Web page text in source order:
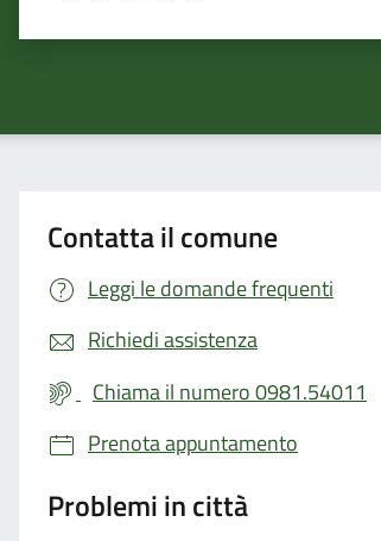
Contatta il comune
Leggi le domande frequenti
Richiedi assistenza
Chiama il numero 0981.54011
Prenota appuntamento
Problemi in città